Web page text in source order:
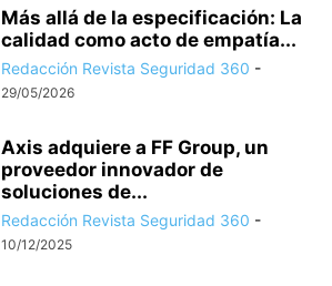
Más allá de la especificación: La
calidad como acto de empatía...
Redacción Revista Seguridad 360 -
29/05/2026
Axis adquiere a FF Group, un
proveedor innovador de
soluciones de...
Redacción Revista Seguridad 360 -
10/12/2025